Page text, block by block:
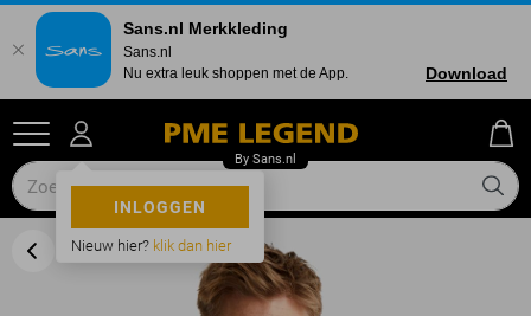
INLOGGEN
Nieuw hier? klik dan hier
Sans.nl Merkkleding
Sans.nl
Nu extra leuk shoppen met de App.
Download